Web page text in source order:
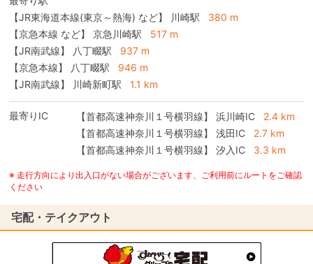
【JR東海道本線(東京～熱海) など】 川崎駅
380 m
【京急本線 など】 京急川崎駅
517 m
【JR南武線】 八丁畷駅
937 m
【京急本線】 八丁畷駅
946 m
【JR南武線】 川崎新町駅
1.1 km
最寄りIC 【首都高速神奈川１号横羽線】 浜川崎IC
2.4 km
【首都高速神奈川１号横羽線】
浅田IC
2.7 km
【首都高速神奈川１号横羽線】
汐入IC 3.3 km
※ 走行方向により出入口がない場合がございます、ご利用前にルートをご確認
ください
宅配・テイクアウト